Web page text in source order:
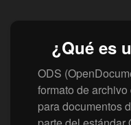
¿Qué es
ODS
formato de
para documentos